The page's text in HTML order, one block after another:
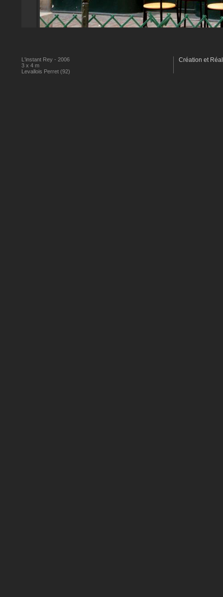
L'instant Rey - 2006
3 x 4 m
Levallois Perret (92)
Création et